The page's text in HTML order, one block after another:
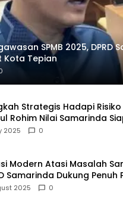
SPMB 2025, DPRD
Kota Tepian
Strategis Hadapi
Rohim Nilai Samarinda
Logistik Bencana
2025 0
Modern Atasi Masalah
Samarinda Dukung Penuh
2025 0